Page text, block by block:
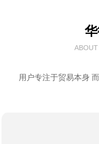
用户专注于贸易本身